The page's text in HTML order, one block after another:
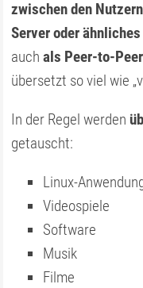
zwischen den Nutzern
Server oder
auchals Peer-to-
übersetzt so viel wie
In der Regel werden
getauscht:
Linux-
Videospiele
Software
Musik
Filme